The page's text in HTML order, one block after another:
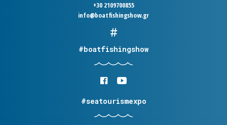
+30 2109700855
info@boatfishingshow.gr
#boatfishingshow
#seatourismexpo